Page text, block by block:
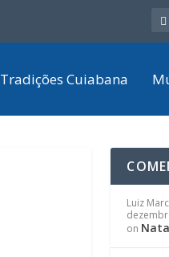
Tradições Cuiabana
Luiz
on